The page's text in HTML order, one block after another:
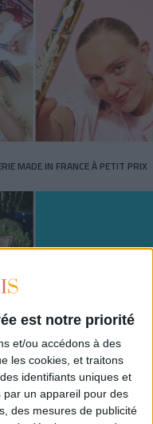
est notre priorité
et/ou accédons à des
les cookies, et traitons
identifiants uniques et
un appareil pour des
des mesures de publicité
MADE IN FRANCE À PETIT PRIX
À PARIS EN AOÛT